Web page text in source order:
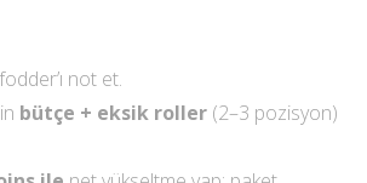
not et.
bütçe + eksik roller (2–3 pozisyon)